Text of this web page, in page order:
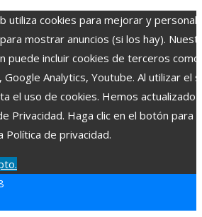
utiliza cookies para mejorar y
mostrar anuncios (si los hay).
puede incluir cookies de terceros como
Google Analytics, Youtube. Al utilizar el
el uso de cookies. Hemos actualizado
Privacidad. Haga clic en el botón para
Política de privacidad.